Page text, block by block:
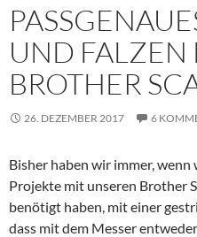
UND
BROTHER
26. DEZEMBER 2017 6
Bisher haben wir immer,
Projekte mit unseren Brother
benötigt haben, mit einer
dass mit dem Messer